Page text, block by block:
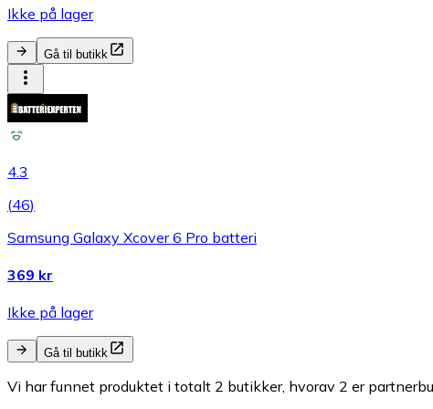
Ikke på lager
Gå til butikk
4.3
(46)
Samsung Galaxy Xcover 6 Pro batteri
369 kr
Ikke på lager
Gå til butikk
Vi har funnet produktet i totalt 2 butikker, hvorav 2 er